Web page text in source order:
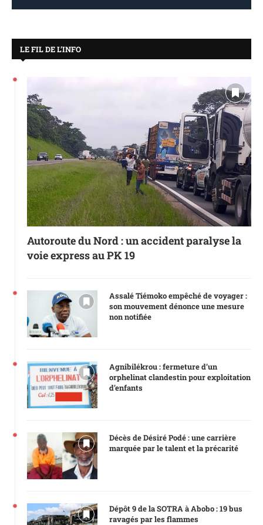
LE FIL DE L’INFO
Autoroute du Nord : un accident paralyse la
voie express au PK 19
Assalé Tiémoko empêché de voyager :
son mouvement dénonce une mesure
non notifiée
Agnibilékrou : fermeture d’un
orphelinat clandestin pour exploitation
d’enfants
Décès de Désiré Podé : une carrière
marquée par le talent et la précarité
Dépôt 9 de la SOTRA à Abobo : 19 bus
ravagés par les flammes